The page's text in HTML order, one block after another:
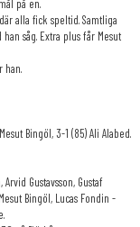
på en.
alla fick speltid. Samtliga
såg. Extra plus får Mesut
han.
Bingöl, 3-1 (85) Ali Alabed.
Gustavsson, Gustaf
Bingöl, Lucas Fondin -